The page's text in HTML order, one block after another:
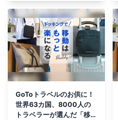
GoToトラベルのお供に！
世界63カ国、8000人の
トラベラーが選んだ「移動